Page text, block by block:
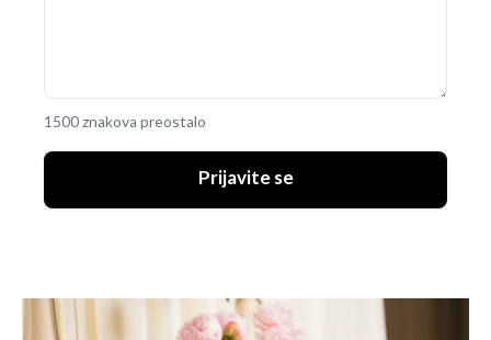
1500 znakova preostalo
Prijavite se